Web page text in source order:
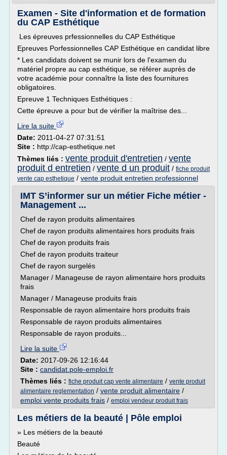
Examen - Site d'information et de formation
du CAP Esthétique
Les épreuves prfessionnelles du CAP Esthétique
Epreuves Porfessionnelles CAP Esthétique en candidat libre
* Les candidats doivent se munir lors de l'examen du
matériel propre au cap esthétique, se référer auprès de
votre académie pour connaître la liste des fournitures
obligatoires.
Epreuve 1 Techniques Esthétiques :
Cette épreuve a pour but de vérifier la maîtrise des...
Lire la suite
Date: 2011-04-27 07:31:51
Site : http://cap-esthetique.net
Thèmes liés : vente produit d'entretien / vente
produit d entretien / vente d un produit / fiche produit
vente cap esthetique / vente produit entretien professionnel
IMT S’informer sur un métier Fiche métier -
Management ...
Chef de rayon produits alimentaires
Chef de rayon produits alimentaires hors produits frais
Chef de rayon produits frais
Chef de rayon produits traiteur
Chef de rayon surgelés
Manager / Manageuse de rayon alimentaire hors produits
frais
Manager / Manageuse produits frais
Responsable de rayon alimentaire hors produits frais
Responsable de rayon produits alimentaires
Responsable de rayon produits...
Lire la suite
Date: 2017-09-26 12:16:44
Site : candidat.pole-emploi.fr
Thèmes liés : fiche produit cap vente alimentaire / vente produit
alimentaire reglementation / vente produit alimentaire /
emploi vente produits frais / emploi vendeur produit frais
Les métiers de la beauté | Pôle emploi
» Les métiers de la beauté
Beauté